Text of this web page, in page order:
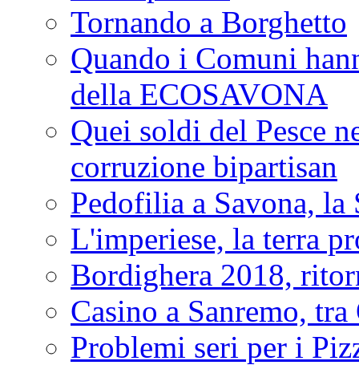
Tornando a Borghetto
Quando i Comuni
della ECOSAVONA
Quei soldi del Pesce
corruzione bipartisan
Pedofilia a Savona, la
L'imperiese, la terra
Bordighera 2018,
Casino a Sanremo,
Problemi seri per i